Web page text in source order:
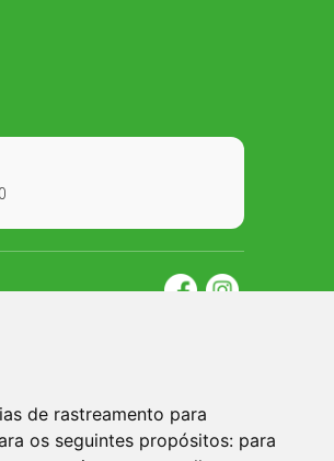
de rastreamento para
os seguintes propósitos: para